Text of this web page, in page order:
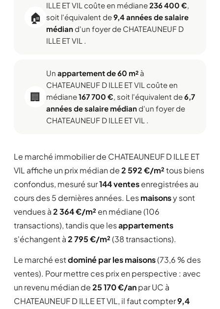
🏠
ILLE ET VIL coûte en médiane236 400 €,
soit l'équivalent de9,4 années de salaire
médiand'un foyer de CHATEAUNEUF D
ILLE ET VIL .
🏢
Un appartement de 60 m² à
CHATEAUNEUF D ILLE ET VIL coûte en
médiane167 700 €, soit l'équivalent de6,7
années de salaire médiand'un foyer de
CHATEAUNEUF D ILLE ET VIL .
Le marché immobilier de CHATEAUNEUF D ILLE ET
VIL affiche un prix médian de2 592 €/m²tous biens
confondus, mesuré sur144 ventesenregistrées au
cours des 5 dernières années. Lesmaisonsy sont
vendues à2 364 €/m² en médiane (106
transactions), tandis que lesappartements
s'échangent à2 795 €/m²(38 transactions).
Le marché estdominé par les maisons(73,6 % des
ventes). Pour mettre ces prix en perspective : avec
un revenu médian de25 170 €/anpar UC à
CHATEAUNEUF D ILLE ET VIL, il faut compter9,4